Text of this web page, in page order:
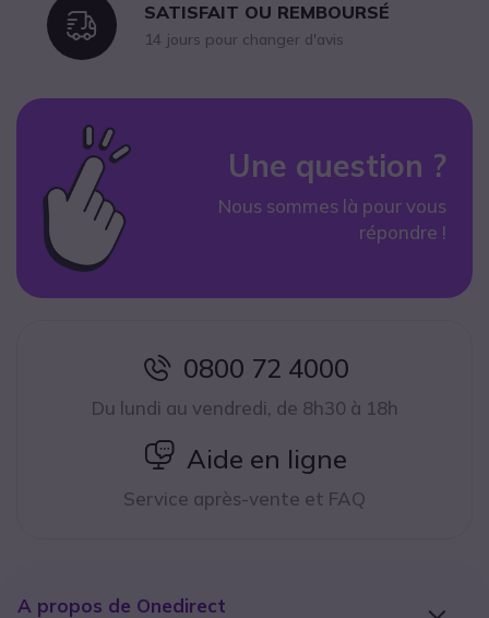
IconSATISFAIT OU REMBOURSÉ
14 jours pour changer d'avis
Une question ?
Nous sommes là pour vous
répondre !
icon
0800 72 4000
Du lundi au vendredi, de 8h30 à 18h
icon
Aide en ligne
Service après-vente et FAQ
A propos de Onedirect